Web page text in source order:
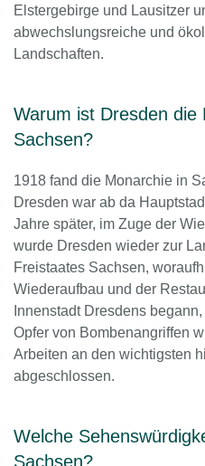
Elstergebirge und Lausitzer
abwechslungsreiche und
Landschaften.
Warum ist Dresden die
Sachsen?
1918 fand die Monarchie in
Dresden war ab da
Jahre später, im Zuge der
wurde Dresden wieder zur
Freistaates Sachsen,
Wiederaufbau und der
Innenstadt Dresdens
Opfer von Bombenangriffen
Arbeiten an den wichtigsten
abgeschlossen.
Welche
Sachsen?